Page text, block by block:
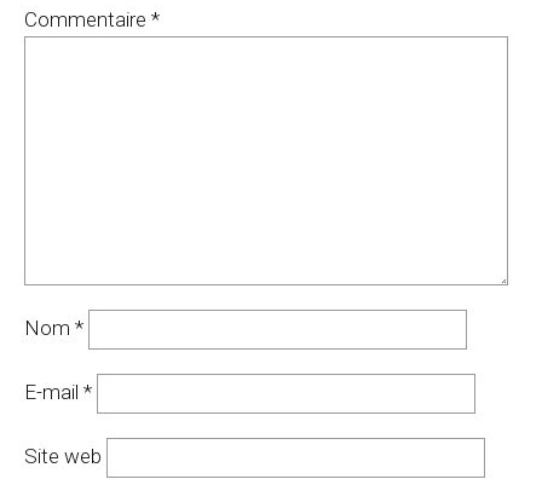
Commentaire *
Nom *
E-mail *
Site web